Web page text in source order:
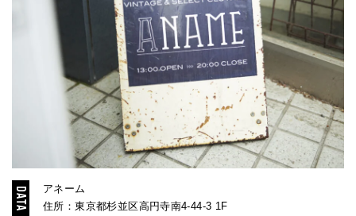
アネーム
住所：東京都杉並区高円寺南4-44-3 1F